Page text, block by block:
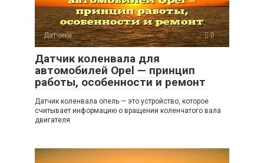
Датчики 0
Датчик коленвала для
автомобилей Opel — принцип
работы, особенности и ремонт
Датчик коленвала опель — это устройство, которое
считывает информацию о вращении коленчатого вала
двигателя